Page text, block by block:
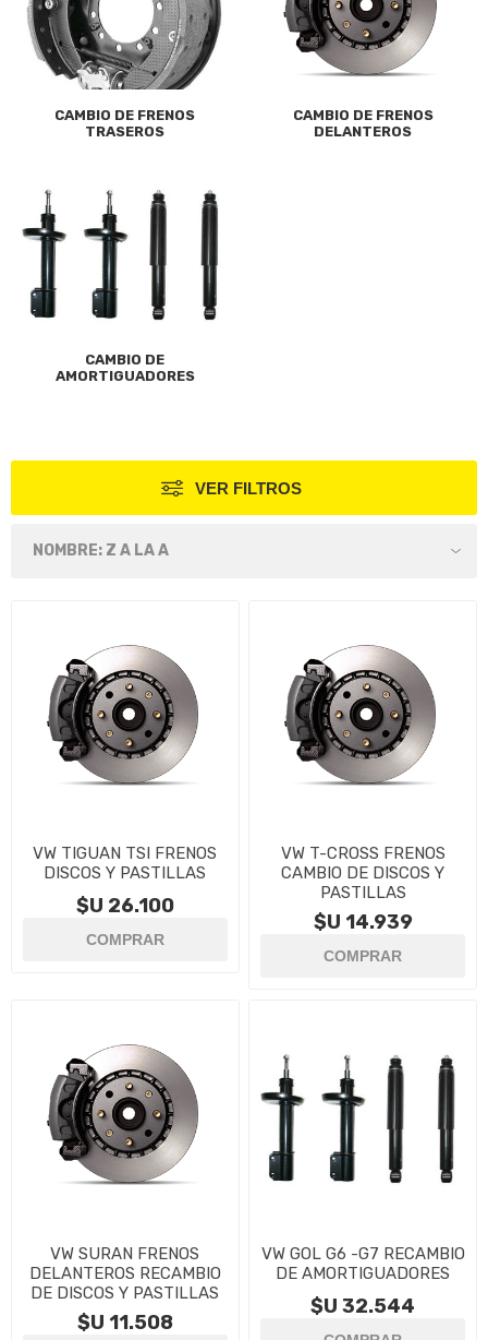
CAMBIO DE FRENOS
TRASEROS
CAMBIO DE FRENOS
DELANTEROS
CAMBIO DE
AMORTIGUADORES
VER FILTROS
VW TIGUAN TSI FRENOS
DISCOS Y PASTILLAS
$U 26.100
VW T-CROSS FRENOS
CAMBIO DE DISCOS Y
PASTILLAS
$U 14.939
VW SURAN FRENOS
DELANTEROS RECAMBIO
DE DISCOS Y PASTILLAS
$U 11.508
VW GOL G6 -G7 RECAMBIO
DE AMORTIGUADORES
$U 32.544